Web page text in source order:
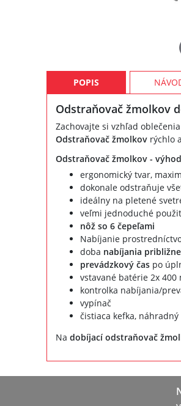
POPIS
Odstraňovač žmolkov
Zachovajte si vzhľad
Odstraňovač žmolkovrýchlo
Odstraňovač žmolkov -
ergonomický tvar,
dokonale odstraňuje
ideálny na pletené
veľmi jednoduché
nôž so 6 čepeľami
Nabíjanie
doba nabíjania
prevádzkový časpo
vstavané batérie 2x 400
kontrolka nabíjania/
vypínač
čistiaca kefka,
Na dobíjací odstraňovač